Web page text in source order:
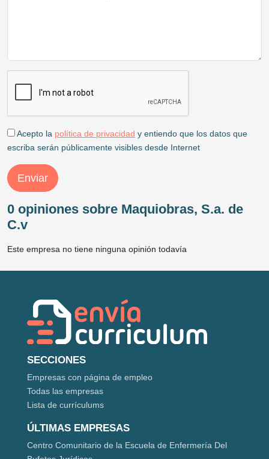
Acepto la política de privacidad y entiendo que los datos que
escriba serán públicamente visibles desde Internet
Enviar
0 opiniones sobre Maquiobras, S.a. de
C.v
Este empresa no tiene ninguna opinión todavía
SECCIONES
Empresas con página de empleo
Todas las empresas
Lista de currículums
ÚLTIMAS EMPRESAS
Centro Comunitario de la Escuela de Enfermería Del